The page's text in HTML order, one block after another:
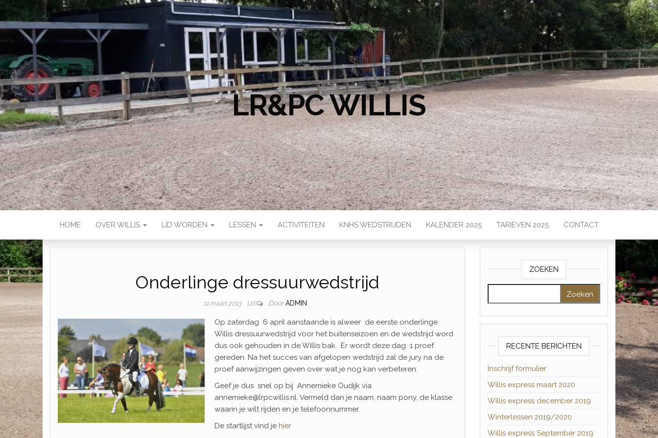
LR&PC WILLIS
HOME OVER WILLIS LID WORDEN LESSEN ACTIVITEITEN KNHS WEDSTRIJDEN KALENDER 2025 TARIEVEN 2025 CONTACT
Onderlinge dressuurwedstrijd
11 maart 2013 Uit Door ADMIN
Op zaterdag 6 april aanstaande is alweer de eerste onderlinge
Willis dressuurwedstrijd voor het buitenseizoen en de wedstrijd word
dus ook gehouden in de Willis bak. Er wordt deze dag 1 proef
gereden. Na het succes van afgelopen wedstrijd zal de jury na de
proef aanwijzingen geven over wat je nog kan verbeteren.
Geef je dus snel op bij Annemieke Oudijk via
annemieke@lrpcwillis.nl. Vermeld dan je naam, naam pony, de klasse
waarin je wilt rijden en je telefoonnummer.
De startlijst vind je hier
ZOEKEN
RECENTE BERICHTEN
Inschrijf formulier
Willis express maart 2020
Willis express december 2019
Winterlessen 2019/2020
Willis express September 2019